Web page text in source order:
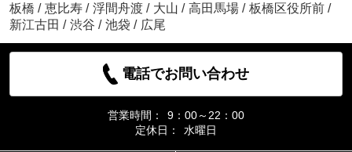
板橋 / 恵比寿 / 浮間舟渡 / 大山 / 高田馬場 / 板橋区役所前 /
新江古田 / 渋谷 / 池袋 / 広尾
電話でお問い合わせ
営業時間：
9：00～22：00
定休日：
水曜日